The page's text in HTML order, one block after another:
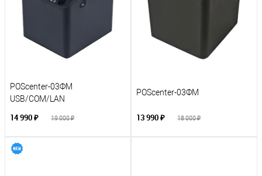
POScenter-03ФM
USB/COM/LAN
14 990 ₽ 19 000 ₽
POScenter-03ФM
13 990 ₽ 18 000 ₽